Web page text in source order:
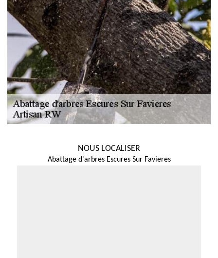
NOUS LOCALISER
Abattage d'arbres Escures Sur Favieres